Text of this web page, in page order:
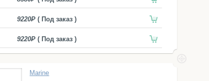
9220 ( Под заказ )
9220 ( Под заказ )
Marine